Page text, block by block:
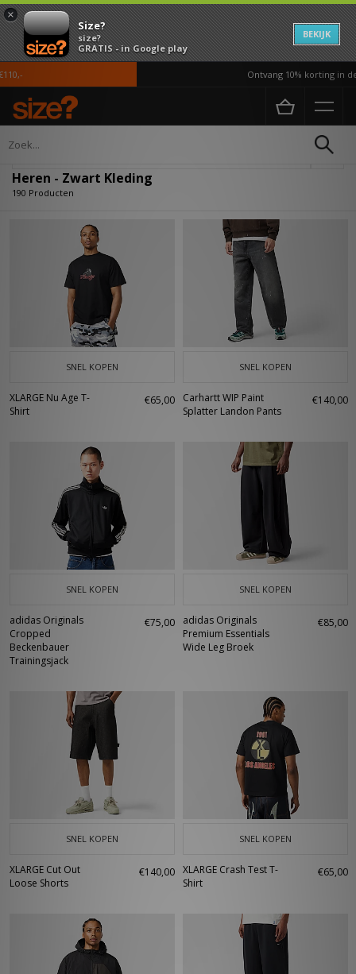
×
Size?
size?
GRATIS - in Google play
BEKIJK
Ontvang 10% korting in de APP*
Home Heren
Heren - Zwart Kleding
190 Producten
SNEL KOPEN
XLARGE Nu Age T-
Shirt
€65,00
SNEL KOPEN
Carhartt WIP Paint
Splatter Landon Pants
€140,00
SNEL KOPEN
adidas Originals
Cropped
Beckenbauer
Trainingsjack
€75,00
SNEL KOPEN
adidas Originals
Premium Essentials
Wide Leg Broek
€85,00
SNEL KOPEN
XLARGE Cut Out
Loose Shorts
€140,00
SNEL KOPEN
XLARGE Crash Test T-
Shirt
€65,00